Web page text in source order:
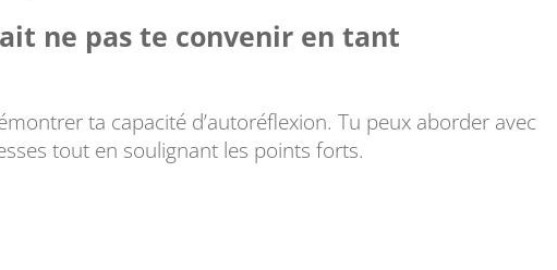
ne pas te convenir en tant
ta capacité d’autoréflexion. Tu peux aborder avec
tout en soulignant les points forts.